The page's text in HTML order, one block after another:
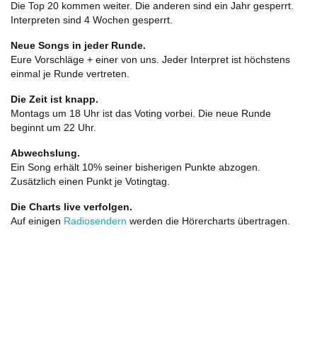
Die Top 20 kommen weiter. Die anderen sind ein Jahr gesperrt.
Interpreten sind 4 Wochen gesperrt.
Neue Songs in jeder Runde.
Eure Vorschläge + einer von uns. Jeder Interpret ist höchstens
einmal je Runde vertreten.
Die Zeit ist knapp.
Montags um 18 Uhr ist das Voting vorbei. Die neue Runde
beginnt um 22 Uhr.
Abwechslung.
Ein Song erhält 10% seiner bisherigen Punkte abzogen.
Zusätzlich einen Punkt je Votingtag.
Die Charts live verfolgen.
Auf einigen Radiosendern werden die Hörercharts übertragen.